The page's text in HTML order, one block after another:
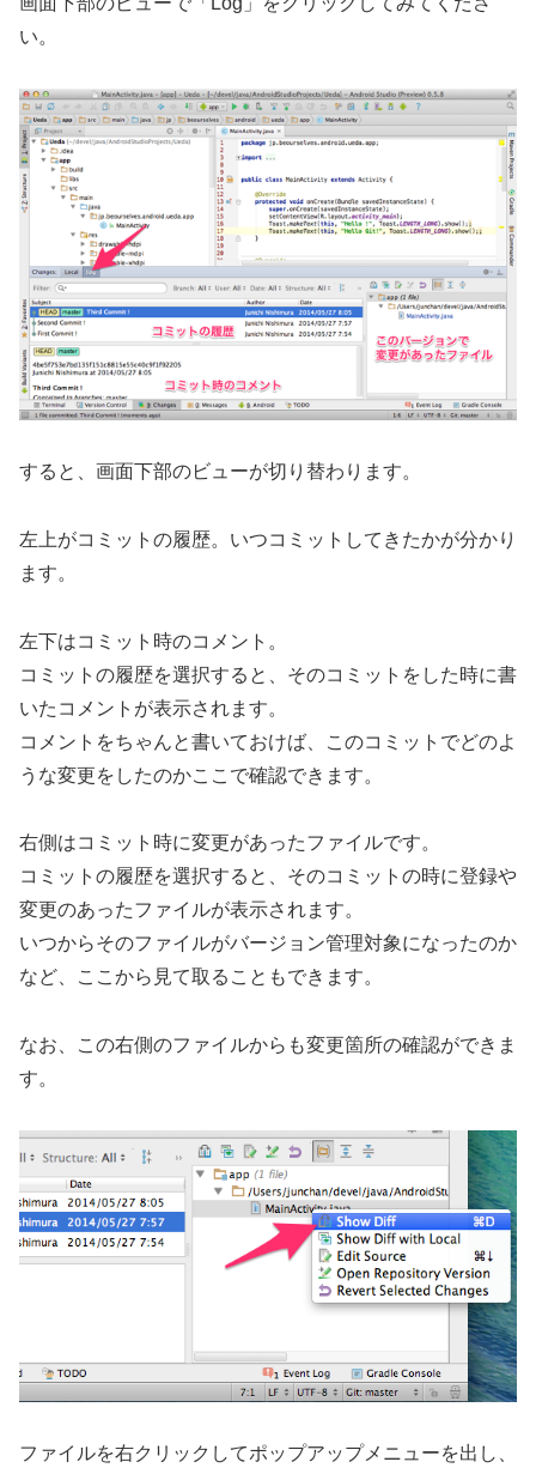
い。
すると、画面下部のビューが切り替わります。
左上がコミットの履歴。いつコミットしてきたかが分かり
ます。
左下はコミット時のコメント。
コミットの履歴を選択すると、そのコミットをした時に書
いたコメントが表示されます。
コメントをちゃんと書いておけば、このコミットでどのよ
うな変更をしたのかここで確認できます。
右側はコミット時に変更があったファイルです。
コミットの履歴を選択すると、そのコミットの時に登録や
変更のあったファイルが表示されます。
いつからそのファイルがバージョン管理対象になったのか
など、ここから見て取ることもできます。
なお、この右側のファイルからも変更箇所の確認ができま
す。
ファイルを右クリックしてポップアップメニューを出し、